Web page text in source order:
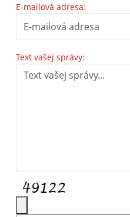
E-mailová adresa:
Text vašej správy: